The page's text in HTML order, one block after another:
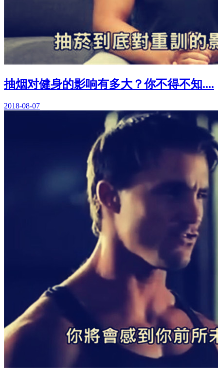
抽烟对健身的影响有多大？你不得不知....
2018-08-07